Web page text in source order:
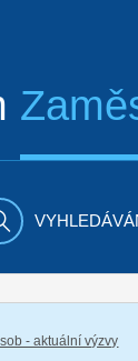
- aktuální výzvy